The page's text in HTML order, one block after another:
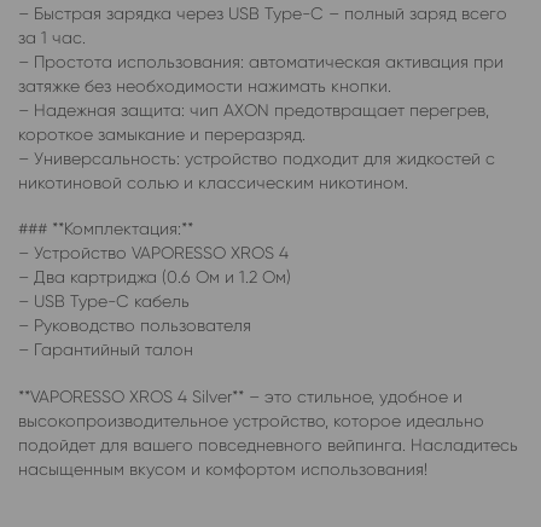
– Быстрая зарядка через USB Type-C – полный заряд всего
за 1 час.
– Простота использования: автоматическая активация при
затяжке без необходимости нажимать кнопки.
– Надежная защита: чип AXON предотвращает перегрев,
короткое замыкание и переразряд.
– Универсальность: устройство подходит для жидкостей с
никотиновой солью и классическим никотином.
### **Комплектация:**
– Устройство VAPORESSO XROS 4
– Два картриджа (0.6 Ом и 1.2 Ом)
– USB Type-C кабель
– Руководство пользователя
– Гарантийный талон
**VAPORESSO XROS 4 Silver** – это стильное, удобное и
высокопроизводительное устройство, которое идеально
подойдет для вашего повседневного вейпинга. Насладитесь
насыщенным вкусом и комфортом использования!